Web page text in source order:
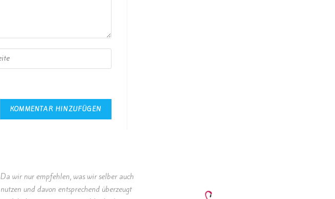
Da wir nur empfehlen, was wir selber auch
nutzen und davon entsprechend überzeugt